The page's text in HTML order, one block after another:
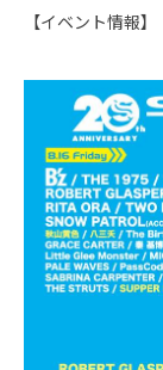
【イベント情報】